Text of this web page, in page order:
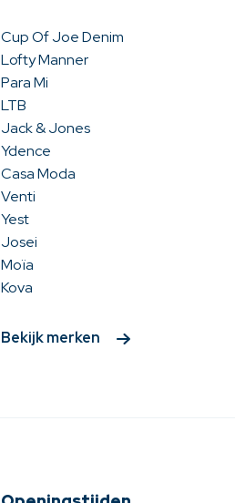
Cup Of Joe Denim
Lofty Manner
Para Mi
LTB
Jack & Jones
Ydence
Casa Moda
Venti
Yest
Josei
Moïa
Kova
Bekijk merken